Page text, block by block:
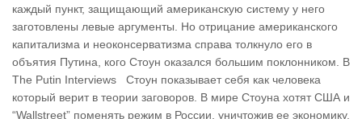
каждый пункт, защищающий американскую систему у него
заготовлены левые аргументы. Но отрицание американского
капитализма и неоконсерватизма справа толкнуло его в
объятия Путина, кого Стоун оказался большим поклонником. В
The Putin Interviews Стоун показывает себя как человека
который верит в теории заговоров. В мире Стоуна хотят США и
“Wallstreet” поменять режим в России, уничтожив ее экономику.